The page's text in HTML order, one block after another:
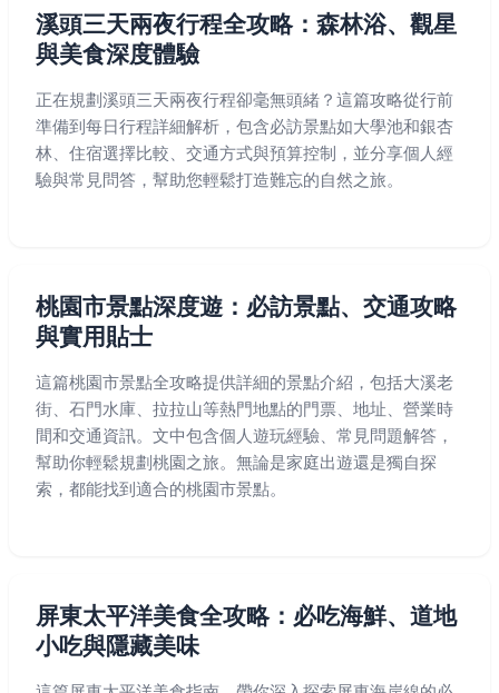
溪頭三天兩夜行程全攻略：森林浴、觀星
與美食深度體驗
正在規劃溪頭三天兩夜行程卻毫無頭緒？這篇攻略從行前
準備到每日行程詳細解析，包含必訪景點如大學池和銀杏
林、住宿選擇比較、交通方式與預算控制，並分享個人經
驗與常見問答，幫助您輕鬆打造難忘的自然之旅。
桃園市景點深度遊：必訪景點、交通攻略
與實用貼士
這篇桃園市景點全攻略提供詳細的景點介紹，包括大溪老
街、石門水庫、拉拉山等熱門地點的門票、地址、營業時
間和交通資訊。文中包含個人遊玩經驗、常見問題解答，
幫助你輕鬆規劃桃園之旅。無論是家庭出遊還是獨自探
索，都能找到適合的桃園市景點。
屏東太平洋美食全攻略：必吃海鮮、道地
小吃與隱藏美味